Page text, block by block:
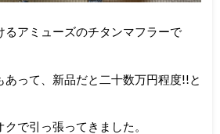
るアミューズのチタンマフラーで
あって、新品だと二十数万円程度!!と
で引っ張ってきました。